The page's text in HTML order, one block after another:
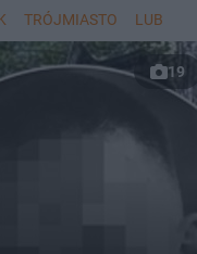
TRÓJMIASTO LUBLIN
19